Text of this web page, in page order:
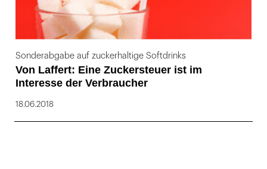
Sonderabgabe auf zuckerhaltige Softdrinks
Von Laffert: Eine Zuckersteuer ist im
Interesse der Verbraucher
18.06.2018